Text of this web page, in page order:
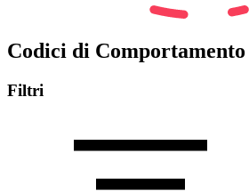
Codici di Comportamento
Filtri